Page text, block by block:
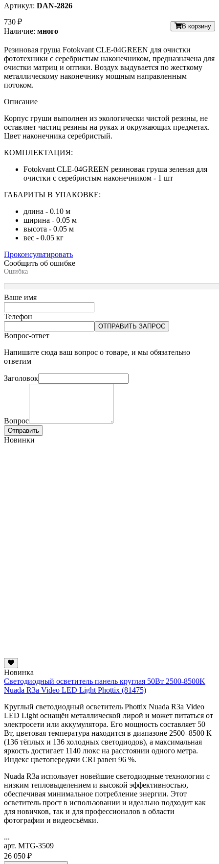
Артикул: DAN-2826
730 ₽
Наличие: много
В корзину
Резиновая груша Fotokvant CLE-04GREEN для очистки
фототехники c серебристым наконечником, предназначена для
очистки матриц и оптики. Воздух выдувается по жесткому
металлическому наконечнику мощным направленным
потоком.
Описание
Корпус груши выполнен из экологически чистой резины, не
оставляет частиц резины на руках и окружающих предметах.
Цвет наконечника серебристый.
КОМПЛЕКТАЦИЯ:
Fotokvant CLE-04GREEN резиновая груша зеленая для
очистки c серебристым наконечником - 1 шт
ГАБАРИТЫ В УПАКОВКЕ:
длина - 0.10 м
ширина - 0.05 м
высота - 0.05 м
вес - 0.05 кг
Проконсультировать
Сообщить об ошибке
Ошибка
Ваше имя
Телефон
ОТПРАВИТЬ ЗАПРОС
Вопрос-ответ
Напишите сюда ваш вопрос о товаре, и мы обязательно
ответим
Заголовок
Вопрос
Отправить
Новинки
Новинка
Светодиодный осветитель панель круглая 50Вт 2500-8500K
Nuada R3a Video LED Light Phottix (81475)
Круглый светодиодный осветитель Phottix Nuada R3a Video
LED Light оснащён металлической лирой и может питаться от
электросети или аккумулятора. Его мощность составляет 50
Вт, цветовая температура находится в диапазоне 2500–8500 К
(136 тёплых и 136 холодных светодиодов), а максимальная
яркость достигает 1140 люкс на расстоянии одного метра.
Индекс цветопередачи CRI равен 96 %.
Nuada R3a использует новейшие светодиодные технологии с
низким тепловыделением и высокой эффективностью,
обеспечивая минимальное потребление энергии. Этот
осветитель прост в использовании и идеально подходит как
для новичков, так и для профессионалов в области
фотографии и видеосъёмки.
...
арт. MTG-3509
26 050 ₽